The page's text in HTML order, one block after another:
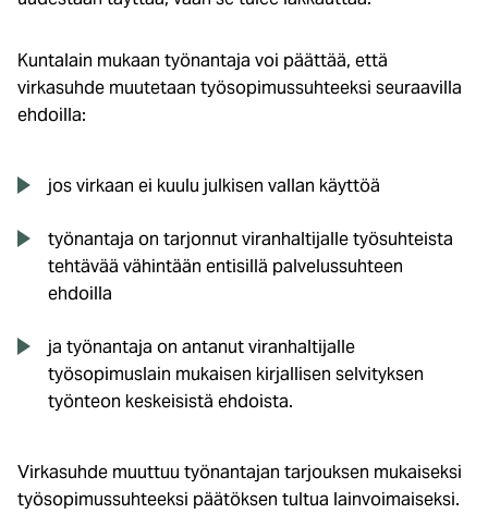
Kuntalain mukaan työnantaja voi päättää, että
virkasuhde muutetaan työsopimussuhteeksi seuraavilla
ehdoilla:
jos virkaan ei kuulu julkisen vallan käyttöä
työnantaja on tarjonnut viranhaltijalle työsuhteista
tehtävää vähintään entisillä palvelussuhteen
ehdoilla
ja työnantaja on antanut viranhaltijalle
työsopimuslain mukaisen kirjallisen selvityksen
työnteon keskeisistä ehdoista.
Virkasuhde muuttuu työnantajan tarjouksen mukaiseksi
työsopimussuhteeksi päätöksen tultua lainvoimaiseksi.